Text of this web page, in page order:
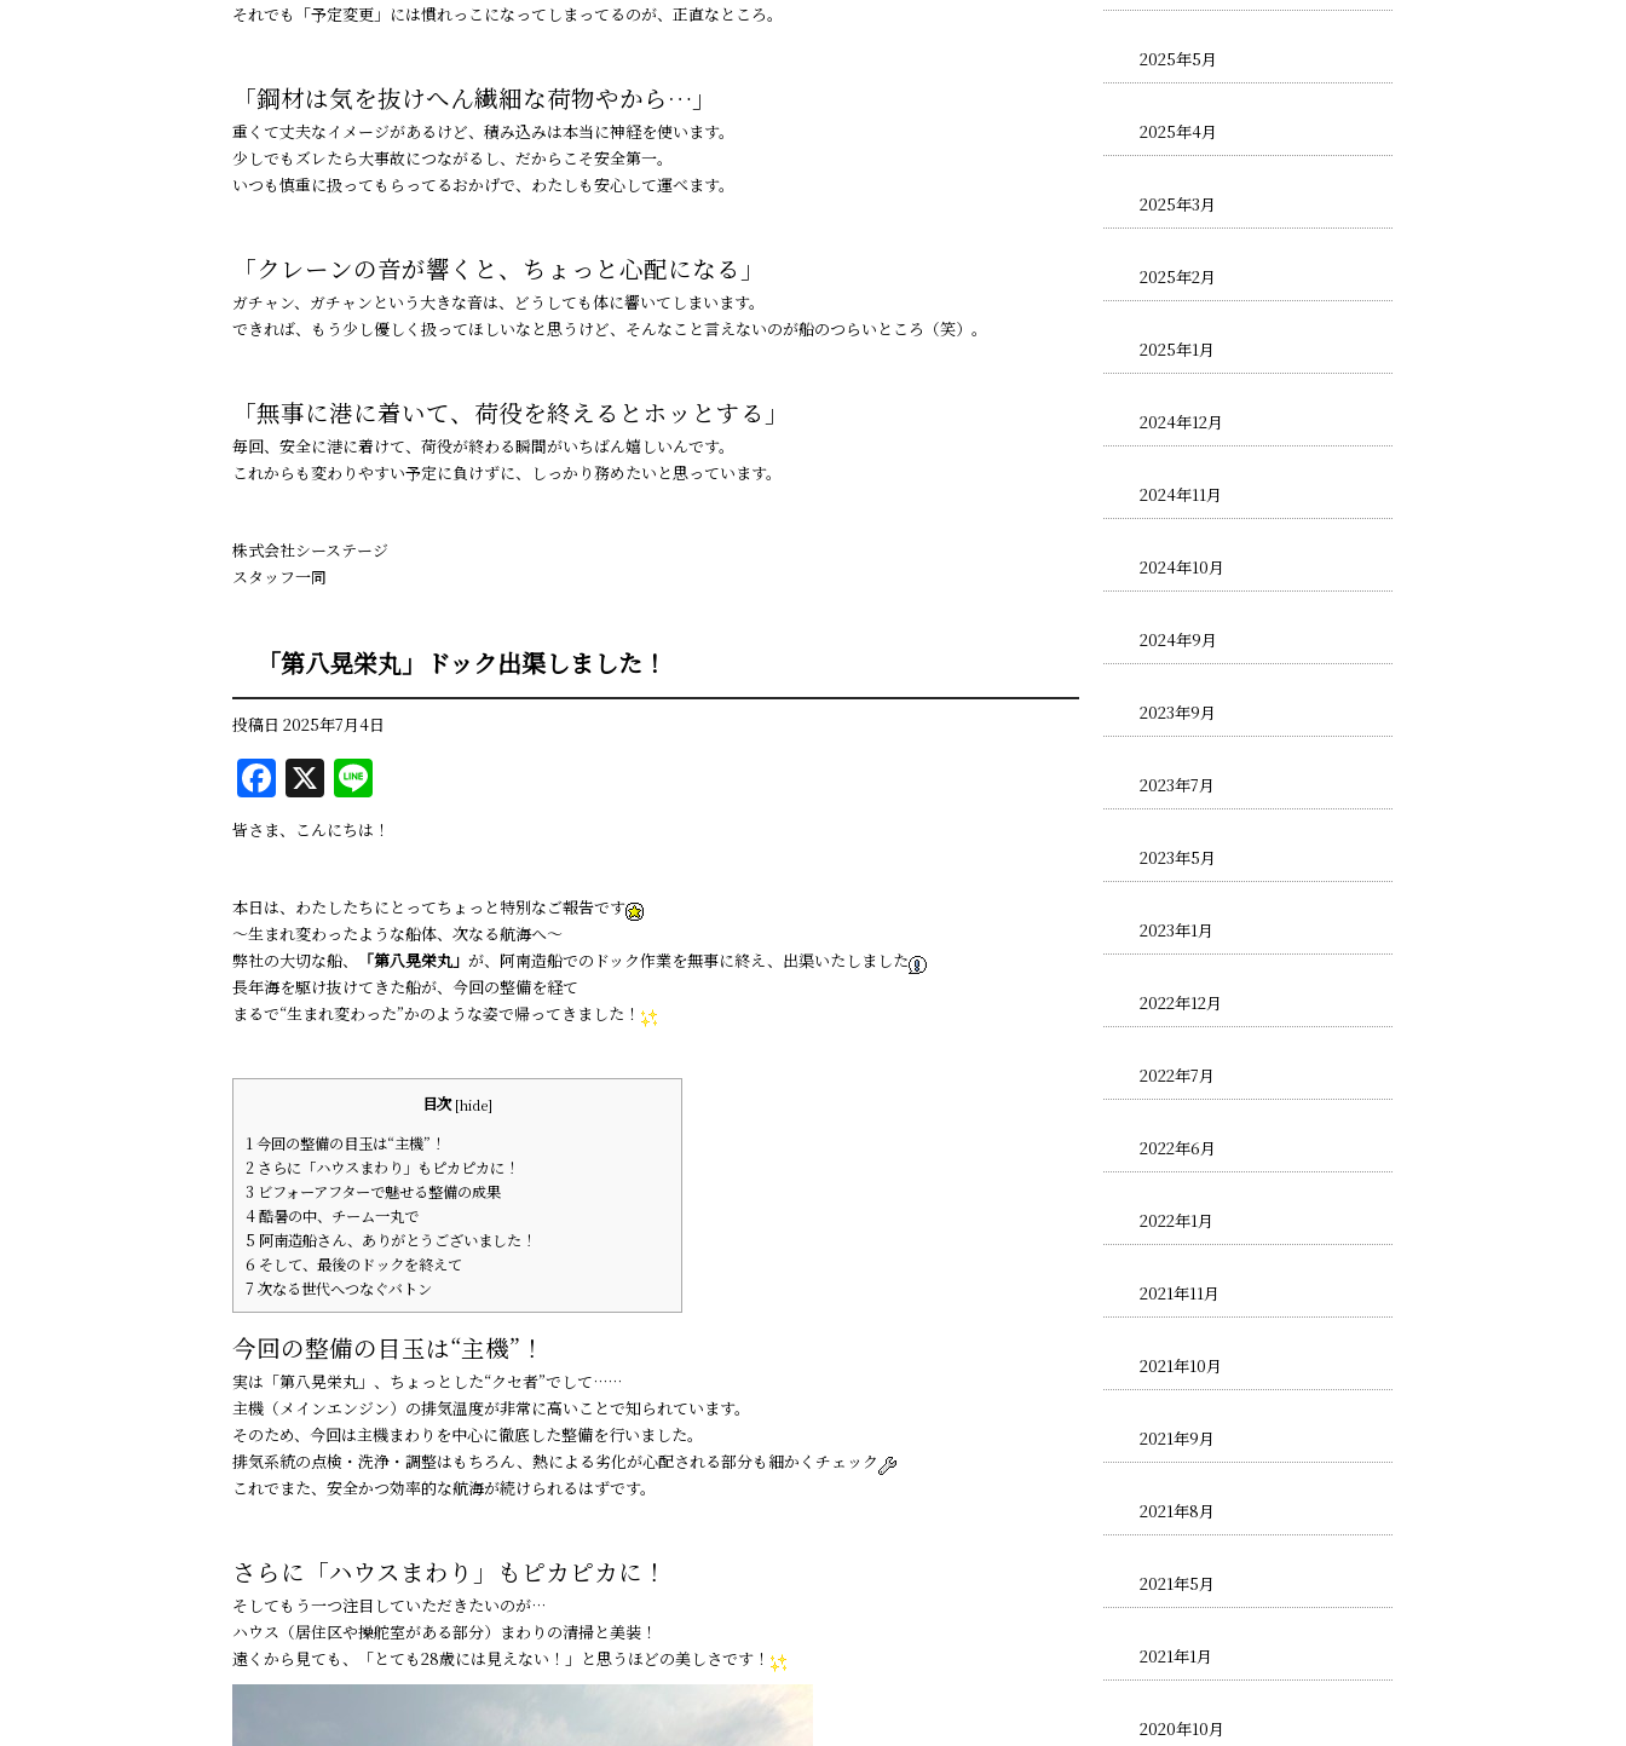
それでも「予定変更」には慣れっこになってしまってるのが、正直なところ。
「鋼材は気を抜けへん繊細な荷物やから…」
重くて丈夫なイメージがあるけど、積み込みは本当に神経を使います。
少しでもズレたら大事故につながるし、だからこそ安全第一。
いつも慎重に扱ってもらってるおかげで、わたしも安心して運べます。
「クレーンの音が響くと、ちょっと心配になる」
ガチャン、ガチャンという大きな音は、どうしても体に響いてしまいます。
できれば、もう少し優しく扱ってほしいなと思うけど、そんなこと言えないのが船のつらいところ（笑）。
「無事に港に着いて、荷役を終えるとホッとする」
毎回、安全に港に着けて、荷役が終わる瞬間がいちばん嬉しいんです。
これからも変わりやすい予定に負けずに、しっかり務めたいと思っています。
株式会社シーステージ
スタッフ一同
「第八晃栄丸」ドック出渠しました！
投稿日 2025年7月4日
F
a
c
e
b
o
o
X
n
皆さま、こんにちは！
本日は、わたしたちにとってちょっと特別なご報告です
〜生まれ変わったような船体、次なる航海へ〜
弊社の大切な船、
「第八晃栄丸」 が、阿南造船でのドック作業を無事に終え、出渠いたしました
長年海を駆け抜けてきた船が、今回の整備を経て
まるで“生まれ変わった”かのような姿で帰ってきました！
目次 [hide]
1今回の整備の目玉は“主機”！
2 さらに「ハウスまわり」もピカピカに！
3 ビフォーアフターで魅せる整備の成果
4酷暑の中、チーム一丸で
5 阿南造船さん、ありがとうございました！
6 そして、最後のドックを終えて――
7 次なる世代へつなぐバトン
今回の整備の目玉は“主機”！
実は「第八晃栄丸」、ちょっとした“クセ者”でして……
主機（メインエンジン）の排気温度が非常に高いことで知られています。
そのため、今回は主機まわりを中心に徹底した整備を行いました。
排気系統の点検・洗浄・調整はもちろん、熱による劣化が心配される部分も細かくチェック
これでまた、安全かつ効率的な航海が続けられるはずです。
さらに「ハウスまわり」もピカピカに！
そしてもう一つ注目していただきたいのが…
ハウス（居住区や操舵室がある部分）まわりの清掃と美装！
遠くから見ても、「とても28歳には見えない！」と思うほどの美しさです！
2025年5月
2025年4月
2025年3月
2025年2月
2025年1月
2024年12月
2024年11月
2024年10月
2024年9月
2023年9月
2023年7月
2023年5月
2023年1月
2022年12月
2022年7月
2022年6月
2022年1月
2021年11月
2021年10月
2021年9月
2021年8月
2021年5月
2021年1月
2020年10月